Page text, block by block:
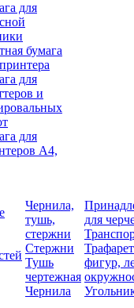
для
бумага
для
и
для
А4,
Чернила,
тушь,
стержни
Стержни
Тушь
чертежная
Чернила
для
фигур,